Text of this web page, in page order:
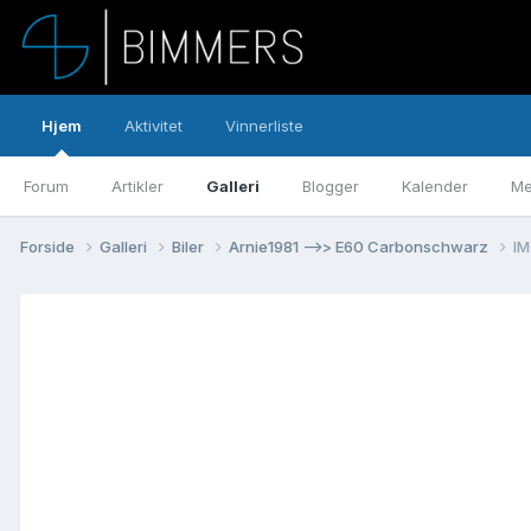
Hjem
Forum Artikler Galleri Blogger Kalender
Aktivitet Vinnerliste
Forside Galleri Biler Arnie1981 -->> E60 Carbonschwarz